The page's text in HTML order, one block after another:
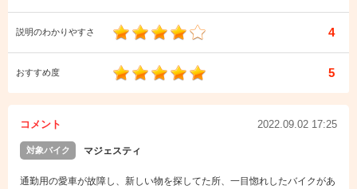
説明のわかりやすさ 4
おすすめ度 5
コメント 2022.09.02 17:25
対象バイク マジェスティ
通勤用の愛車が故障し、新しい物を探してた所、一目惚れしたバイクがあ